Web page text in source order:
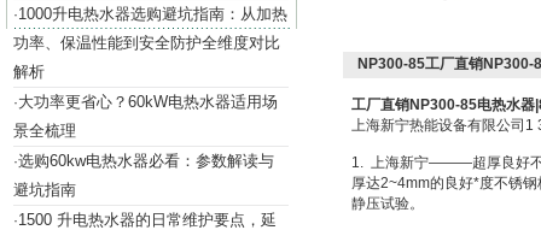
·1000升电热水器选购避坑指南：从加热
功率、保温性能到安全防护全维度对比
解析
·大功率更省心？60kW电热水器适用场
景全梳理
·选购60kw电热水器必看：参数解读与
避坑指南
·1500 升电热水器的日常维护要点，延
NP300-85工厂直销NP300-
工厂直销NP300-85电热水器
上海新宁热能设备有限公司1
1. 上海新宁———超厚良好
厚达2~4mm的良好*度不锈
静压试验。